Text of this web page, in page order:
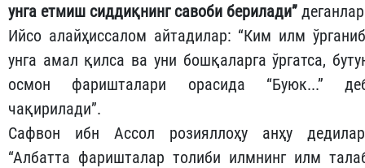
унга етмиш сиддиқнинг савоби берилади” деганлар
Ийсо алайҳиссалом айтадилар: “Ким илм
унга амал қилса ва уни бошқаларга ўргатса,
осмон фаришталари орасида “Буюк...”
чақирилади”.
Сафвон ибн Ассол розияллоҳу анҳу
“Албатта фаришталар толиби илмнинг илм